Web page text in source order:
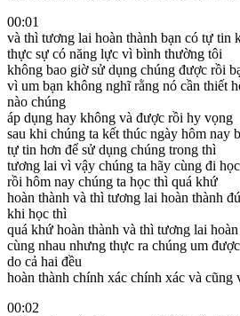
00:01
và thì tương lai hoàn thành bạn có tự tin
thực sự có năng lực vì bình thường tôi
không bao giờ sử dụng chúng được rồi
vì um bạn không nghĩ rằng nó cần thiết
nào chúng
áp dụng hay không và được rồi hy vọng
sau khi chúng ta kết thúc ngày hôm nay
tự tin hơn để sử dụng chúng trong thì
tương lai vì vậy chúng ta hãy cùng đi
rồi hôm nay chúng ta học thì quá khứ
hoàn thành và thì tương lai hoàn thành
khi học thì
quá khứ hoàn thành và thì tương lai hoàn
cùng nhau nhưng thực ra chúng um
do cả hai đều
hoàn thành chính xác chính xác và cũng
00:02